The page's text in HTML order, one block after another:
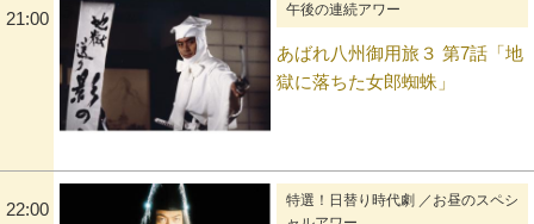
21:00 午後の連続アワー
あばれ八州御用旅３ 第7話「地
獄に落ちた女郎蜘蛛」
22:00
特選！日替り時代劇 ／お昼のスペシ